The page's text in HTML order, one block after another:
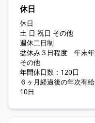
休日
休日
土 日 祝日 その他
週休二日制
盆休み３日程度 年末
その他
年間休日数：120日
６ヶ月経過後の年次有
10日